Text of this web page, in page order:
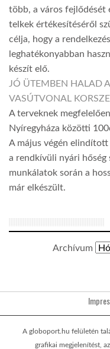
több, a város fejlődését
telkek értékesítéséről
célja, hogy a
leghatékonyabban
készít elő.
JÓ ÜTEMBEN HALAD
VASÚTVONAL
A terveknek
Nyíregyháza közötti
A május végén elindított
a rendkívüli nyári hőség
munkálatok során a
már elkészült.
Archívum
A globoport.hu felületén
grafikai megjelenítést,